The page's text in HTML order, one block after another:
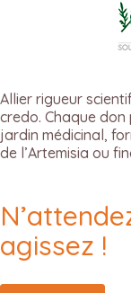
Allier rigueur
credo. Chaque
jardin médicinal,
de l’Artemisia ou
agissez !